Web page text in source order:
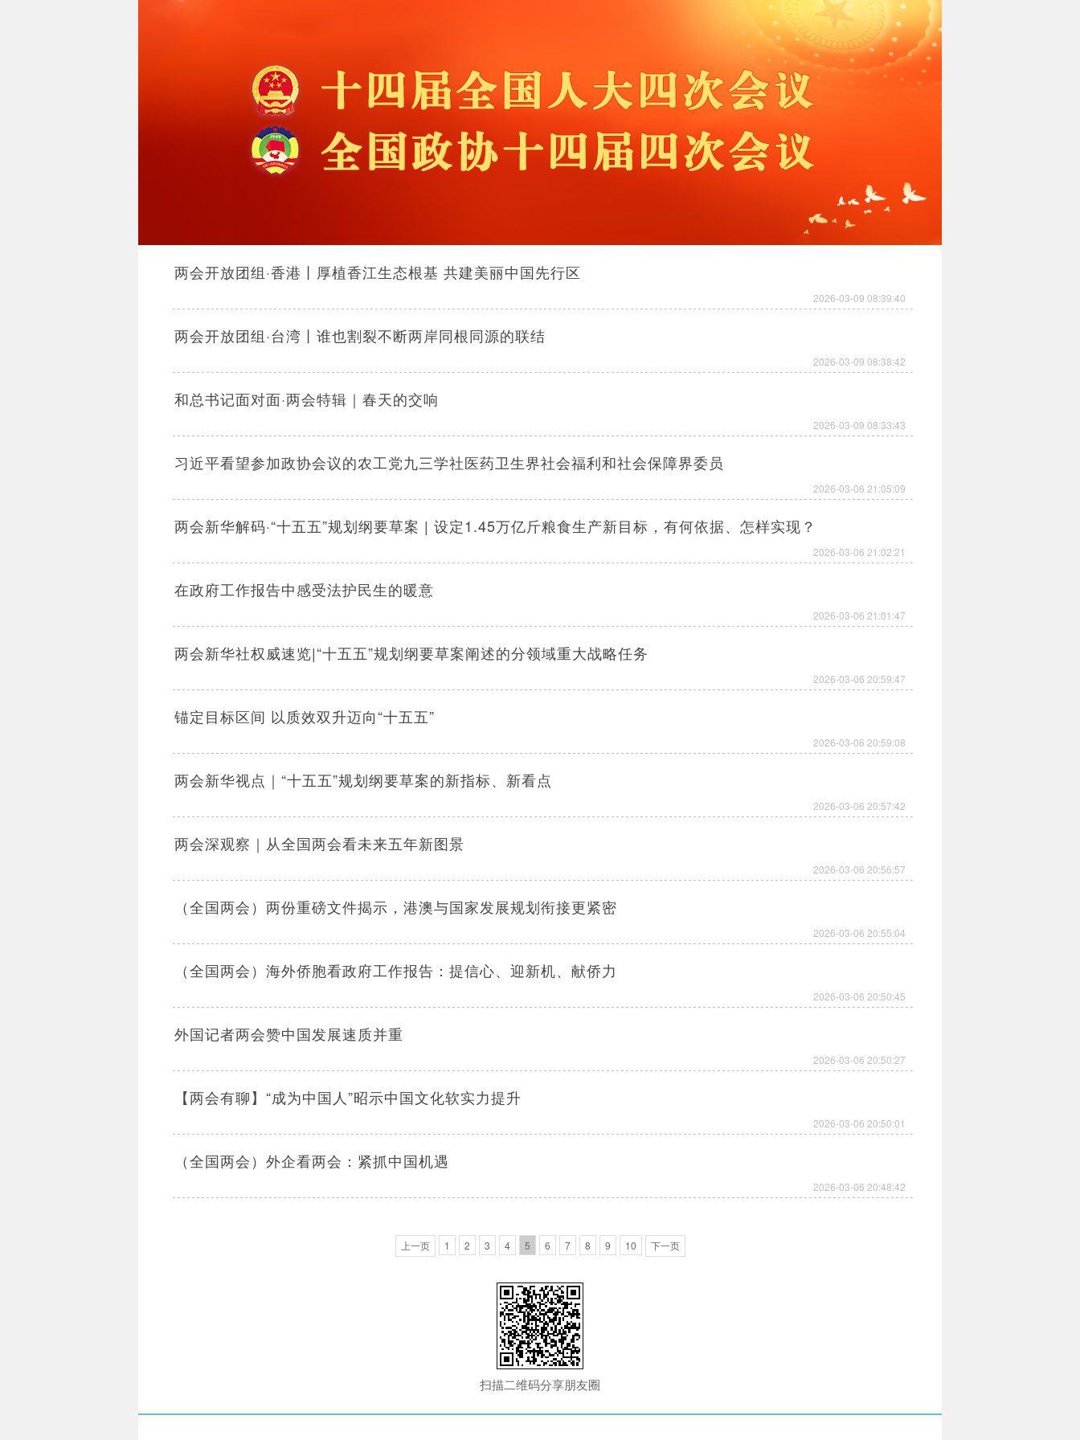
两会开放团组·香港丨厚植香江生态根基 共建美丽中国先行区
2026-03-09 08:39:40
两会开放团组·台湾丨谁也割裂不断两岸同根同源的联结
2026-03-09 08:38:42
和总书记面对面·两会特辑｜春天的交响
2026-03-09 08:33:43
习近平看望参加政协会议的农工党九三学社医药卫生界社会福利和社会保障界委员
2026-03-06 21:05:09
两会新华解码·“十五五”规划纲要草案 | 设定1.45万亿斤粮食生产新目标，有何依据、怎样实现？
2026-03-06 21:02:21
在政府工作报告中感受法护民生的暖意
2026-03-06 21:01:47
两会新华社权威速览|“十五五”规划纲要草案阐述的分领域重大战略任务
2026-03-06 20:59:47
锚定目标区间 以质效双升迈向“十五五”
2026-03-06 20:59:08
两会新华视点｜“十五五”规划纲要草案的新指标、新看点
2026-03-06 20:57:42
两会深观察｜从全国两会看未来五年新图景
2026-03-06 20:56:57
（全国两会）两份重磅文件揭示，港澳与国家发展规划衔接更紧密
2026-03-06 20:55:04
（全国两会）海外侨胞看政府工作报告：提信心、迎新机、献侨力
2026-03-06 20:50:45
外国记者两会赞中国发展速质并重
2026-03-06 20:50:27
【两会有聊】“成为中国人”昭示中国文化软实力提升
2026-03-06 20:50:01
（全国两会）外企看两会：紧抓中国机遇
2026-03-06 20:48:42
上一页 1 2 3 4 5 6 7 8 9 10 下一页
扫描二维码分享朋友圈